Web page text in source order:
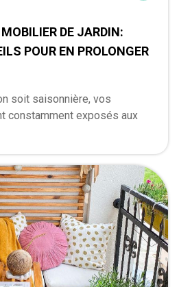
DE JARDIN:
POUR EN PROLONGER
soit saisonnière, vos
constamment exposés aux